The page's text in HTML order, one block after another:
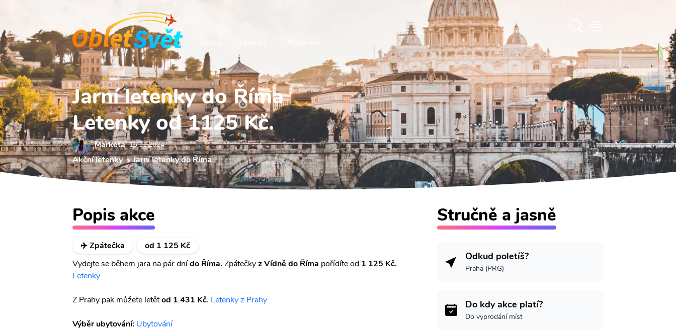
Jarní letenky do Říma
Letenky od 1125 Kč.
Markéta 16.11 2024
Akční letenky Jarní letenky do Říma
Popis akce
✈️ Zpátečka
od 1 125 Kč
Vydejte se během jara na pár dnído Říma. Zpátečkyz Vídně do Říma pořídíte od 1 125 Kč.
Letenky
Z Prahy pak můžete letětod 1 431 Kč. Letenky z Prahy
Výběr ubytování: Ubytování
Stručně a jasně
Odkud poletíš?
Praha (PRG)
Do kdy akce platí?
Do vyprodání míst